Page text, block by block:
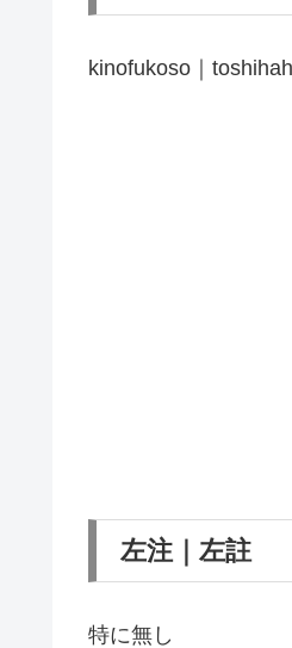
kinofukoso｜
左注｜左註
特に無し